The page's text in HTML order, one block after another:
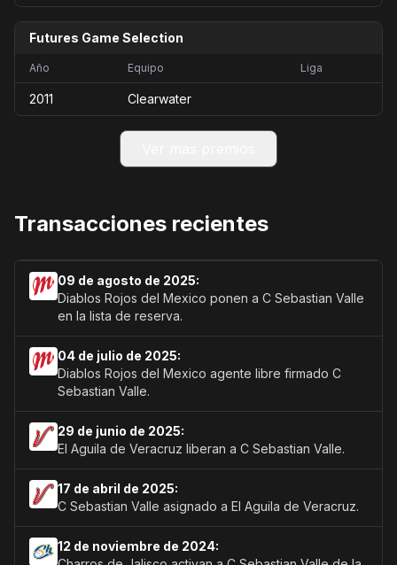
Futures Game Selection
Año Equipo Liga
2011 Clearwater
Transacciones recientes
09 de agosto de 2025:
Diablos Rojos del Mexico ponen a C Sebastian Valle
en la lista de reserva.
04 de julio de 2025:
Diablos Rojos del Mexico agente libre firmado C
Sebastian Valle.
29 de junio de 2025:
El Aguila de Veracruz liberan a C Sebastian Valle.
17 de abril de 2025:
C Sebastian Valle asignado a El Aguila de Veracruz.
12 de noviembre de 2024: